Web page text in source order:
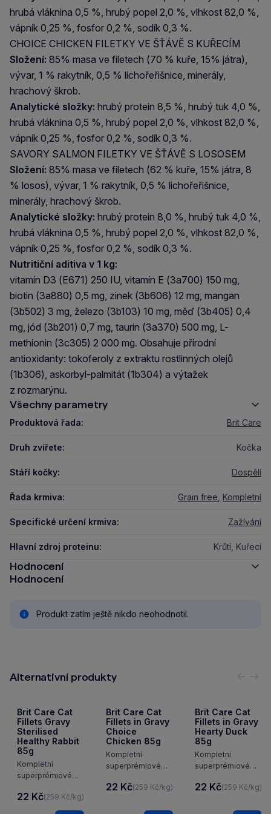
hrubá vláknina 0,5 %, hrubý popel 2,0 %, vlhkost 82,0 %,
vápník 0,25 %, fosfor 0,2 %, sodík 0,3 %.
CHOICE CHICKEN FILETKY VE ŠŤÁVĚ S KUŘECÍM
Složení: 85% masa ve filetech (70 % kuře, 15% játra),
vývar, 1 % rakytník, 0,5 % lichořeřišnice, minerály,
hrachový škrob.
Analytické složky: hrubý protein 8,5 %, hrubý tuk 4,0 %,
hrubá vláknina 0,5 %, hrubý popel 2,0 %, vlhkost 82,0 %,
vápník 0,25 %, fosfor 0,2 %, sodík 0,3 %.
SAVORY SALMON FILETKY VE ŠŤÁVĚ S LOSOSEM
Složení: 85% masa ve filetech (62 % kuře, 15% játra, 8
% losos), vývar, 1 % rakytník, 0,5 % lichořeřišnice,
minerály, hrachový škrob.
Analytické složky: hrubý protein 8,0 %, hrubý tuk 4,0 %,
hrubá vláknina 0,5 %, hrubý popel 2,0 %, vlhkost 82,0 %,
vápník 0,25 %, fosfor 0,2 %, sodík 0,3 %.
Nutritiční aditiva v 1 kg:
vitamín D3 (E671) 250 IU, vitamín E (3a700) 150 mg,
biotin (3a880) 0,5 mg, zinek (3b606) 12 mg, mangan
(3b502) 3 mg, železo (3b103) 10 mg, měď (3b405) 0,4
mg, jód (3b201) 0,7 mg, taurin (3a370) 500 mg, L-
methionin (3c305) 2 000 mg. Obsahuje přírodní
antioxidanty: tokoferoly z extraktu rostlinných olejů
(1b306), askorbyl-palmitát (1b304) a výtažek
z rozmarýnu.
Všechny parametry
Produktová řada: Brit Care
Druh zvířete: Kočka
Stáří kočky: Dospělí
Řada krmiva: Grain free Kompletní
Specifické určení krmiva: Zažívání
Hlavní zdroj proteinu: Krůtí, Kuřecí
Hodnocení
Hodnocení
Produkt zatím ještě nikdo neohodnotil.
Alternativní produkty
Brit Care Cat
Fillets Gravy
Sterilised
Healthy Rabbit
85g
Kompletní
superprémiové
pro dospělé
kastrované kočky.
22 Kč(259 Kč/kg)
Brit Care Cat
Fillets in Gravy
Choice
Chicken 85g
Kompletní
superprémiové
pro dospělé
22 Kč(259 Kč/kg)
Brit Care Cat
Fillets in Gravy
Hearty Duck
85g
Kompletní
superprémiové
pro dospělé
22 Kč(259 Kč/kg)